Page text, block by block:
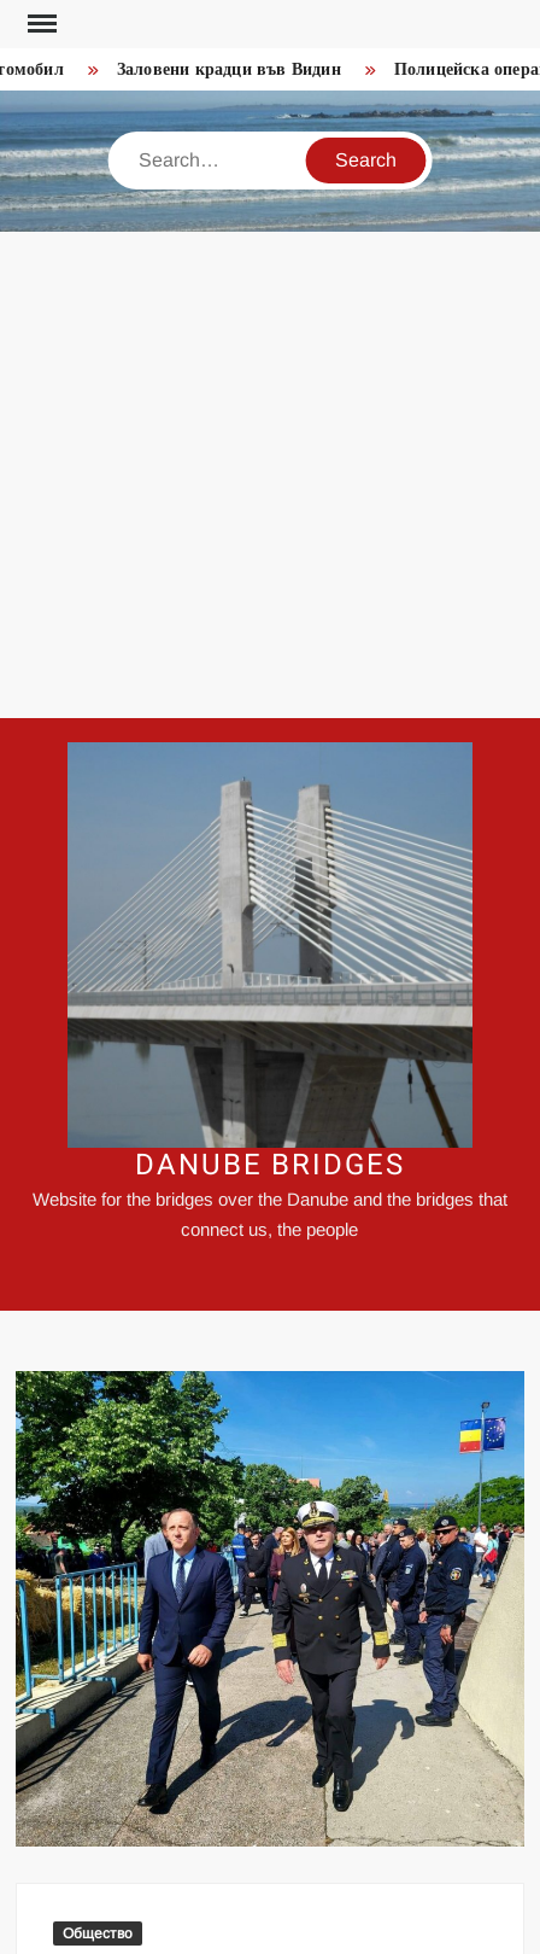
Skip
content
Заловени крадци във Видин Полицейска
Search
DANUBE BRIDGES
Website for the bridges over the Danube and the bridges that
connect us, the people
Общество